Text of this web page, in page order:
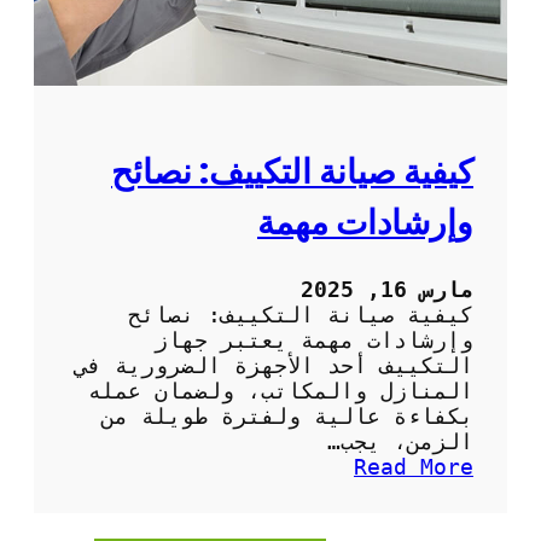
ا
ل
د
و
ة
ل
ك
ف
ا
ت
ا
ل
ه
كيفية صيانة التكييف: نصائح
وإرشادات مهمة
مارس 16, 2025
كيفية صيانة التكييف: نصائح
وإرشادات مهمة يعتبر جهاز
التكييف أحد الأجهزة الضرورية في
المنازل والمكاتب، ولضمان عمله
بكفاءة عالية ولفترة طويلة من
الزمن، يجب…
Read More